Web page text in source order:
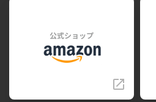
公式ショップ